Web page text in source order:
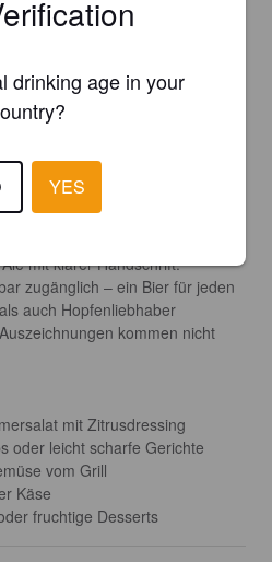
mit angenehmer,
man sich von einem Alltags-
erhalten und macht Lust auf
mit klarer Handschrift.
zugänglich – ein Bier für jeden
auch Hopfenliebhaber
kommen nicht
mit Zitrusdressing
oder leicht scharfe Gerichte
vom Grill
Käse
fruchtige Desserts
drinking age in your
YES